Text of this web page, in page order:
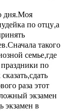
дня.Моя
по отцу,а
такого
семье,где
праздники по
раза этот
экзамен
экзамен в